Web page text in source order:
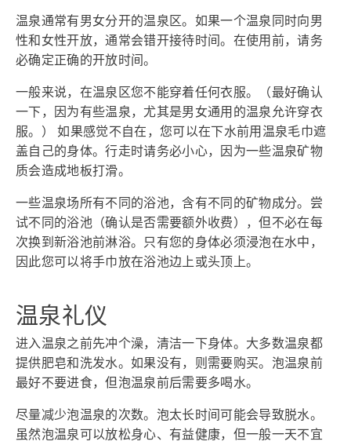
温泉通常有男女分开的温泉区。如果一个温泉同时向男
性和女性开放，通常会错开接待时间。在使用前，请务
必确定正确的开放时间。
一般来说，在温泉区您不能穿着任何衣服。（最好确认
一下，因为有些温泉，尤其是男女通用的温泉允许穿衣
服。） 如果感觉不自在，您可以在下水前用温泉毛巾遮
盖自己的身体。行走时请务必小心，因为一些温泉矿物
质会造成地板打滑。
一些温泉场所有不同的浴池，含有不同的矿物成分。尝
试不同的浴池（确认是否需要额外收费），但不必在每
次换到新浴池前淋浴。只有您的身体必须浸泡在水中，
因此您可以将手巾放在浴池边上或头顶上。
温泉礼仪
进入温泉之前先冲个澡，清洁一下身体。大多数温泉都
提供肥皂和洗发水。如果没有，则需要购买。泡温泉前
最好不要进食，但泡温泉前后需要多喝水。
尽量减少泡温泉的次数。泡太长时间可能会导致脱水。
虽然泡温泉可以放松身心、有益健康，但一般一天不宜